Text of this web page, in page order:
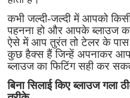
कभी जल्दी-जल्दी में आपको
पहनना हो और आपके ब्लाउज का
ऐसे में आप तुरंत तो टेलर के पास
कुछ हैक्स हैं जिन्हें अपनाकर आप
ब्लाउज का फिटिंग सही कर
बिना सिलाई किए ब्लाउज